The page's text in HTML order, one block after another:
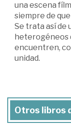
una escena
siempre de
Se trata así de
heterogéneos
encuentren,
unidad.
Otros libros